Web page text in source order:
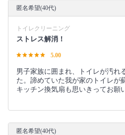
匿名希望(40代)
トイレクリーニング
ストレス解消！
5.00
男子家族に囲まれ、トイレが汚れ
た。諦めていた我が家のトイレが
キッチン換気扇も思いきってお願
匿名希望(40代)